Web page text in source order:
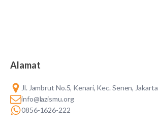
Alamat
Jl. Jambrut No.5, Kenari, Kec. Senen,
info@lazismu.org
0856-1626-222